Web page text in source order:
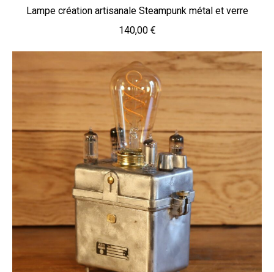
Lampe création artisanale Steampunk métal et verre
140,00 €